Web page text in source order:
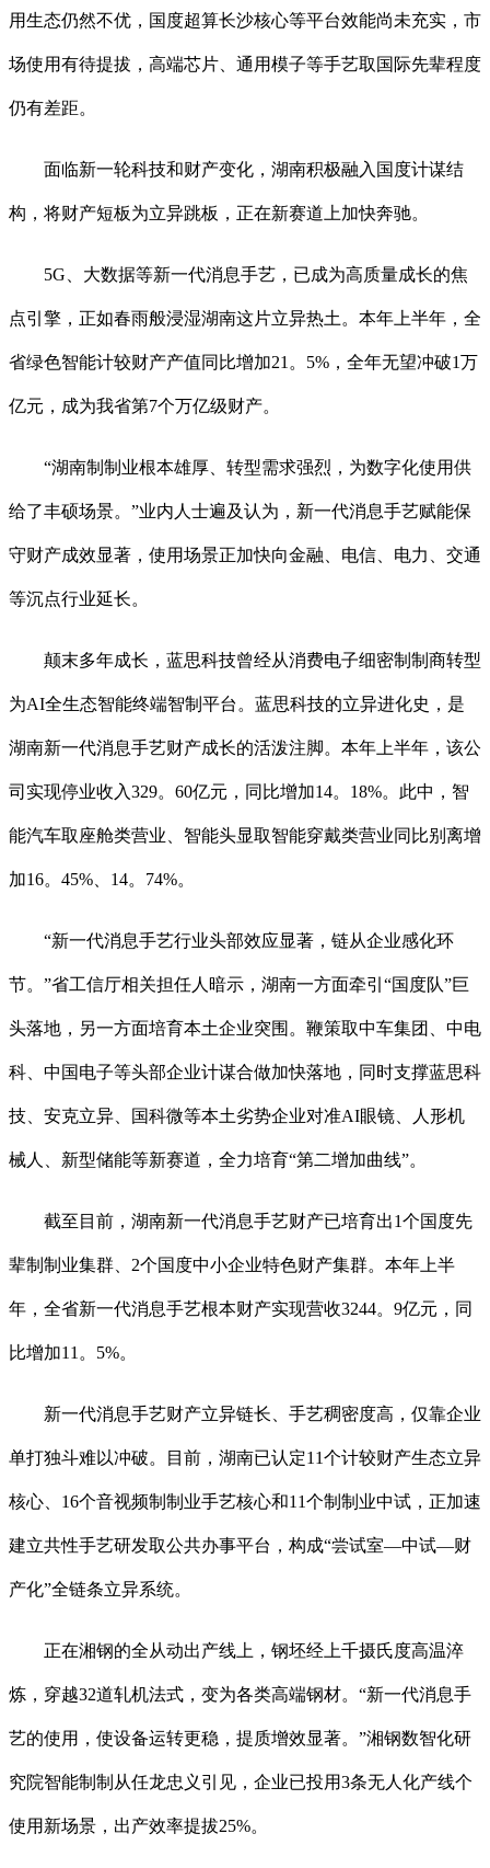
用生态仍然不优，国度超算长沙核心等平台效能尚未充实，市
场使用有待提拔，高端芯片、通用模子等手艺取国际先辈程度
仍有差距。
面临新一轮科技和财产变化，湖南积极融入国度计谋结
构，将财产短板为立异跳板，正在新赛道上加快奔驰。
5G、大数据等新一代消息手艺，已成为高质量成长的焦
点引擎，正如春雨般浸湿湖南这片立异热土。本年上半年，全
省绿色智能计较财产产值同比增加21。5%，全年无望冲破1万
亿元，成为我省第7个万亿级财产。
“湖南制制业根本雄厚、转型需求强烈，为数字化使用供
给了丰硕场景。”业内人士遍及认为，新一代消息手艺赋能保
守财产成效显著，使用场景正加快向金融、电信、电力、交通
等沉点行业延长。
颠末多年成长，蓝思科技曾经从消费电子细密制制商转型
为AI全生态智能终端智制平台。蓝思科技的立异进化史，是
湖南新一代消息手艺财产成长的活泼注脚。本年上半年，该公
司实现停业收入329。60亿元，同比增加14。18%。此中，智
能汽车取座舱类营业、智能头显取智能穿戴类营业同比别离增
加16。45%、14。74%。
“新一代消息手艺行业头部效应显著，链从企业感化环
节。”省工信厅相关担任人暗示，湖南一方面牵引“国度队”巨
头落地，另一方面培育本土企业突围。鞭策取中车集团、中电
科、中国电子等头部企业计谋合做加快落地，同时支撑蓝思科
技、安克立异、国科微等本土劣势企业对准AI眼镜、人形机
械人、新型储能等新赛道，全力培育“第二增加曲线”。
截至目前，湖南新一代消息手艺财产已培育出1个国度先
辈制制业集群、2个国度中小企业特色财产集群。本年上半
年，全省新一代消息手艺根本财产实现营收3244。9亿元，同
比增加11。5%。
新一代消息手艺财产立异链长、手艺稠密度高，仅靠企业
单打独斗难以冲破。目前，湖南已认定11个计较财产生态立异
核心、16个音视频制制业手艺核心和11个制制业中试，正加速
建立共性手艺研发取公共办事平台，构成“尝试室—中试—财
产化”全链条立异系统。
正在湘钢的全从动出产线上，钢坯经上千摄氏度高温淬
炼，穿越32道轧机法式，变为各类高端钢材。“新一代消息手
艺的使用，使设备运转更稳，提质增效显著。”湘钢数智化研
究院智能制制从任龙忠义引见，企业已投用3条无人化产线个
使用新场景，出产效率提拔25%。